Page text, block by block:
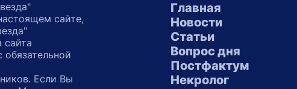
Главная
Новости
Статьи
Вопрос дня
Постфактум
Некролог
сайте,
сайта
Если Вы